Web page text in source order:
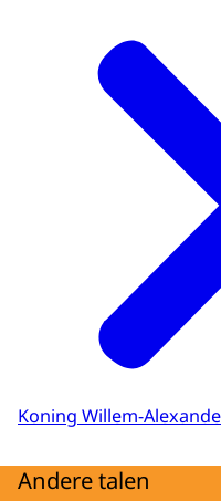
Koning Willem-
Andere talen